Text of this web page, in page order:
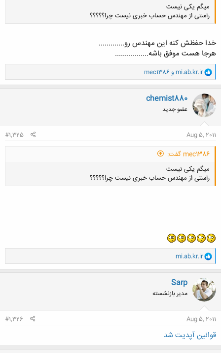
میگم یکی نیست
راستی از مهندس حساب خبری نیست چرا؟؟؟؟؟
خدا حفظش کنه این مهندس رو.............
هرجا هست موفق باشه.................
و
ا
ک
ن
ش
ه
ا
mi.ab.kr.ir و mec1386
chemist880
عضو جدید
Aug 5, 2011
#1,325
mec1386 گفت:
میگم یکی نیست
راستی از مهندس حساب خبری نیست چرا؟؟؟؟؟
و
ا
ک
ن
ش
ه
ا
mi.ab.kr.ir
Sarp
مدیر بازنشسته
Aug 5, 2011
#1,326
قوانین آپدیت شد